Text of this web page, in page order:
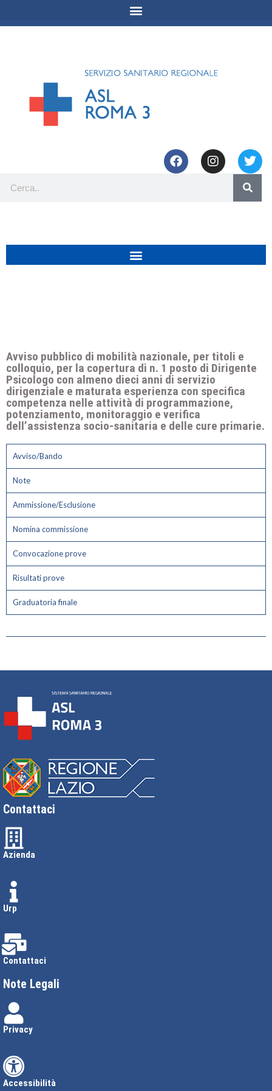
Avviso pubblico di mobilità nazionale, per titoli e
colloquio, per la copertura di n. 1 posto di Dirigente
Psicologo con almeno dieci anni di servizio
dirigenziale e maturata esperienza con specifica
competenza nelle attività di programmazione,
potenziamento, monitoraggio e verifica
dell’assistenza socio-sanitaria e delle cure primarie.
Avviso/Bando
Note
Ammissione/Esclusione
Nomina commissione
Convocazione prove
Risultati prove
Graduatoria finale
Contattaci
Azienda
Urp
Contattaci
Note Legali
Privacy
Accessibilità